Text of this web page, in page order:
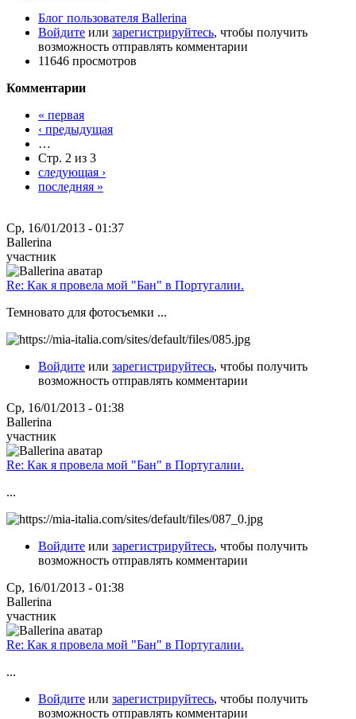
Блог пользователя Ballerina
Войдите или зарегистрируйтесь, чтобы получить
возможность отправлять комментарии
11646 просмотров
Комментарии
« первая
‹ предыдущая
…
Стр. 2 из 3
следующая ›
последняя »
Ср, 16/01/2013 - 01:37
Ballerina
участник
Re: Как я провела мой "Бан" в Португалии.
Темновато для фотосъемки ...
Войдите или зарегистрируйтесь, чтобы получить
возможность отправлять комментарии
Ср, 16/01/2013 - 01:38
Ballerina
участник
Re: Как я провела мой "Бан" в Португалии.
...
Войдите или зарегистрируйтесь, чтобы получить
возможность отправлять комментарии
Ср, 16/01/2013 - 01:38
Ballerina
участник
Re: Как я провела мой "Бан" в Португалии.
...
Войдите или зарегистрируйтесь, чтобы получить
возможность отправлять комментарии